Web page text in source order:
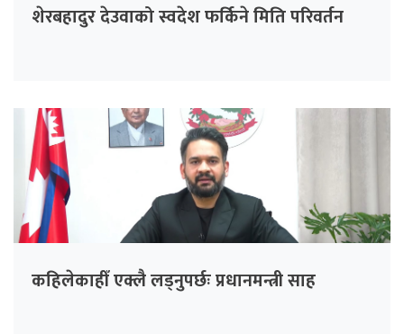
शेरबहादुर देउवाको स्वदेश फर्किने मिति परिवर्तन
कहिलेकाहीँ एक्लै लड्नुपर्छः प्रधानमन्त्री साह